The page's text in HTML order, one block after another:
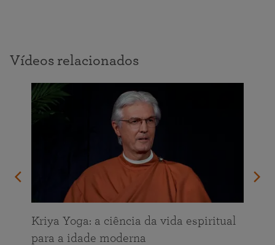
Vídeos relacionados
Kriya Yoga: a ciência da vida espiritual
para a idade moderna